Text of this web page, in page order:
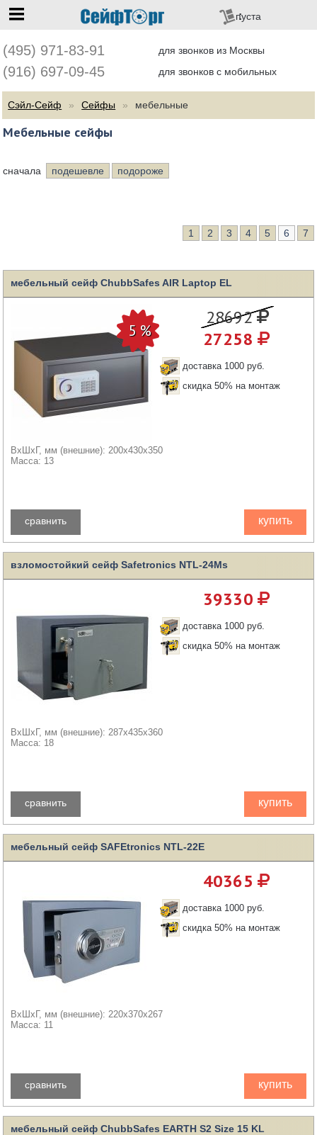
(495) 971-83-91 для звонков из Москвы
(916) 697-09-45 для звонков с мобильных
пуста
Сэйл-Сейф Сейфы мебельные
Мебельные сейфы
сначала подешевле подороже
1 2 3 4 5 6 7
мебельный сейф ChubbSafes AIR Laptop EL
28692
27258
доставка 1000 руб.
скидка 50% на монтаж
ВхШхГ, мм (внешние): 200x430x350
Масса: 13
купить
сравнить
взломостойкий сейф Safetronics NTL-24Ms
39330
доставка 1000 руб.
скидка 50% на монтаж
ВхШхГ, мм (внешние): 287x435x360
Масса: 18
купить
сравнить
мебельный сейф SAFEtronics NTL-22E
40365
доставка 1000 руб.
скидка 50% на монтаж
ВхШхГ, мм (внешние): 220x370x267
Масса: 11
купить
сравнить
мебельный сейф ChubbSafes EARTH S2 Size 15 KL